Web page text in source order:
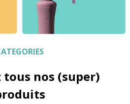
tous nos (super)